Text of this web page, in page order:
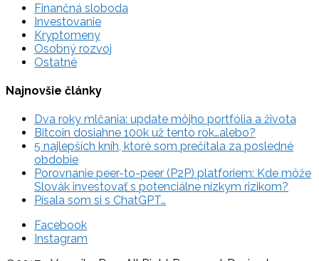
Finančná sloboda
Investovanie
Kryptomeny
Osobný rozvoj
Ostatné
Najnovšie články
Dva roky mlčania: update môjho portfólia a života
Bitcoin dosiahne 100k už tento rok…alebo?
5 najlepších kníh, ktoré som prečítala za posledné
obdobie
Porovnanie peer-to-peer (P2P) platforiem: Kde môže
Slovák investovať s potenciálne nízkym rizikom?
Písala som si s ChatGPT…
Facebook
Instagram